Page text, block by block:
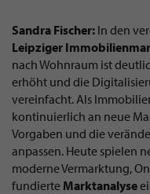
Sandra Fischer: In den
Leipziger
nach Wohnraum ist
erhöht und die
vereinfacht. Als
kontinuierlich an neue
Vorgaben und die
anpassen. Heute spielen
moderne Vermarktung,
fundierte Marktanalyse